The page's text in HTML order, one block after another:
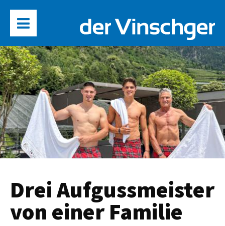
Drei Aufgussmeister
von einer Familie